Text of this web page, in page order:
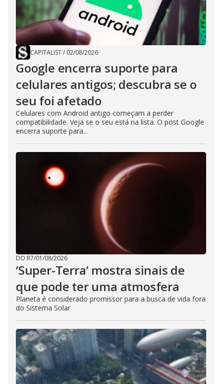
CAPITALIST/ 02/08/2026
Google encerra suporte para
celulares antigos; descubra se o
seu foi afetado
Celulares com Android antigo começam a perder
compatibilidade. Veja se o seu está na lista. O post Google
encerra suporte para...
DO R7/01/08/2026
‘Super-Terra’ mostra sinais de
que pode ter uma atmosfera
Planeta é considerado promissor para a busca de vida fora
do Sistema Solar